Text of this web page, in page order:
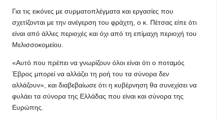
Για τις εικόνες με συρματοπλέγματα και εργασίες που
σχετίζονται με την ανέγερση του φράχτη, ο κ. Πέτσας είπε ότι
είναι από άλλες περιοχές και όχι από τη επίμαχη περιοχή του
Μελισσοκομείου.
«Αυτό που πρέπει να γνωρίζουν όλοι είναι ότι ο ποταμός
Έβρος μπορεί να αλλάζει τη ροή του τα σύνορα δεν
αλλάζουν», και διαβεβαίωσε ότι η κυβέρνηση θα συνεχίσει να
φυλάει τα σύνορα της Ελλάδας που είναι και σύνορα της
Ευρώπης.